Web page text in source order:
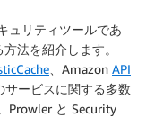
ュリティツールであ
法を紹介します。
、Amazon API
サービスに関する多数
Prowler と Security